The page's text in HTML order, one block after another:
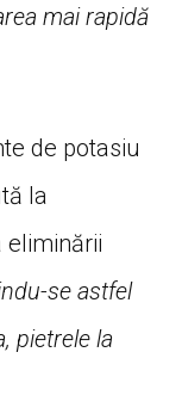
mai rapidă
de potasiu
la
eliminării
se astfel
pietrele la